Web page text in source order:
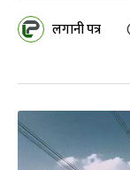
लगानी पत्र